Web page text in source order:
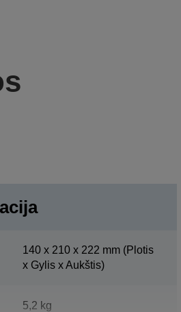
140‎ x 210 x 222 mm (Plotis
x Gylis x Aukštis)
5,2 kg